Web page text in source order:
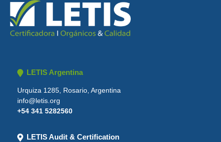
LETIS Argentina
Urquiza 1285, Rosario, Argentina
info@letis.org
+54 341 5282560
LETIS Audit & Certification